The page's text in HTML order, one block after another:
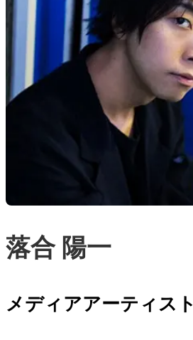
落合 陽一
メディアアーティスト